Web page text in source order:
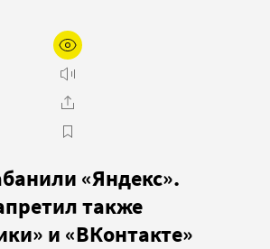
«Яндекс».
также
и «ВКонтакте»